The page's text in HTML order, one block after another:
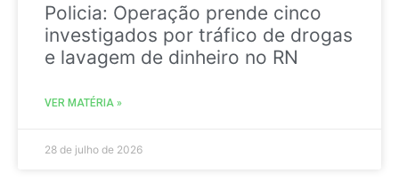
Policia: Operação prende cinco
investigados por tráfico de drogas
e lavagem de dinheiro no RN
VER MATÉRIA »
28 de julho de 2026